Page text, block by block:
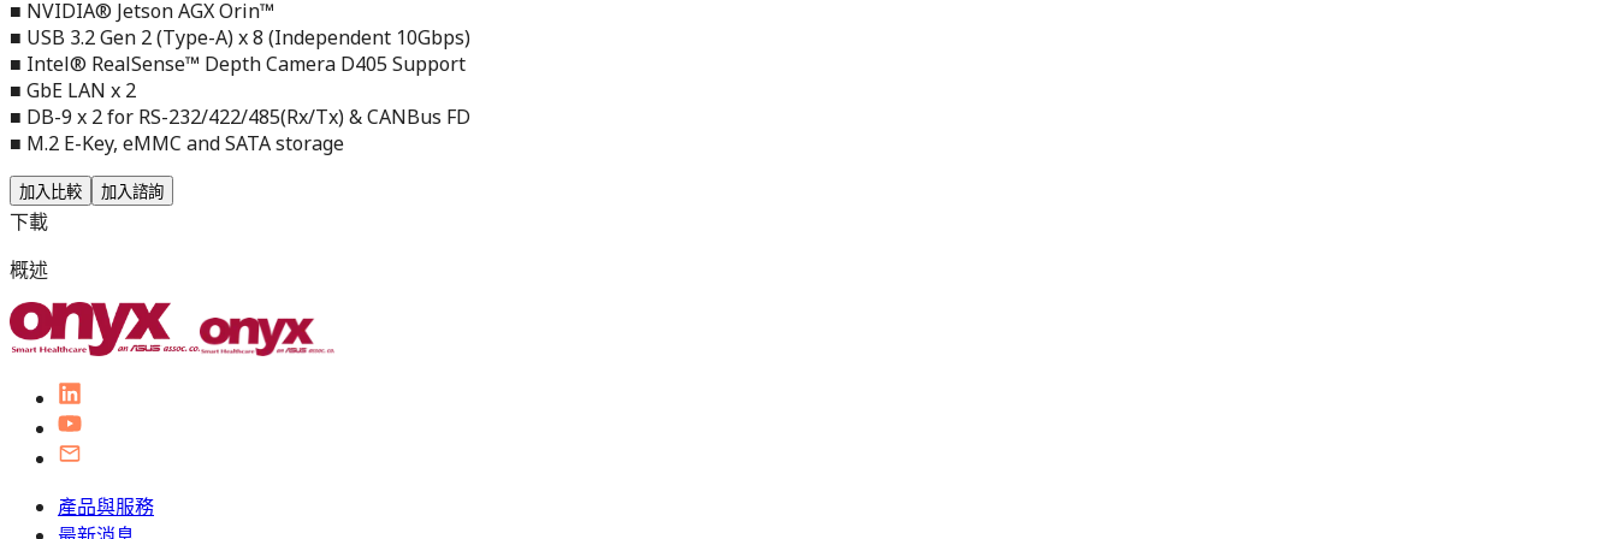
■ NVIDIA® Jetson AGX Orin™
■ USB 3.2 Gen 2 (Type-A) x 8 (Independent 10Gbps)
■ Intel® RealSense™ Depth Camera D405 Support
■ GbE LAN x 2
■ DB-9 x 2 for RS-232/422/485(Rx/Tx) & CANBus FD
■ M.2 E-Key, eMMC and SATA storage
加入比較 加入諮詢
下載
概述
產品與服務